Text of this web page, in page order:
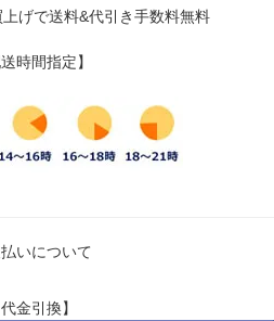
げで送料&代引き手数料無料
送時間指定】
いについて
代金引換】